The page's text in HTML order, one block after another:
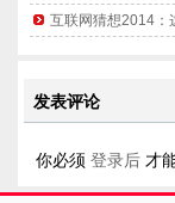
互联网猜想2014：
发表评论
你必须 登录后 才